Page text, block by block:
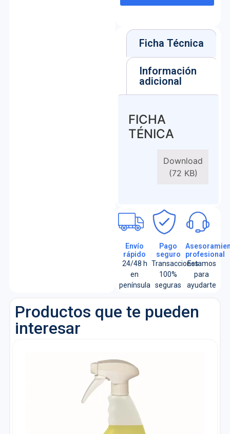
Ficha Técnica
Información
adicional
FICHA
TÉNICA
Download
(72 KB)
Envío
rápido
24/48 h
en
península
Pago
seguro
Transacciones
100%
seguras
profesional
Estamos
para
ayudarte
Productos que te pueden
interesar